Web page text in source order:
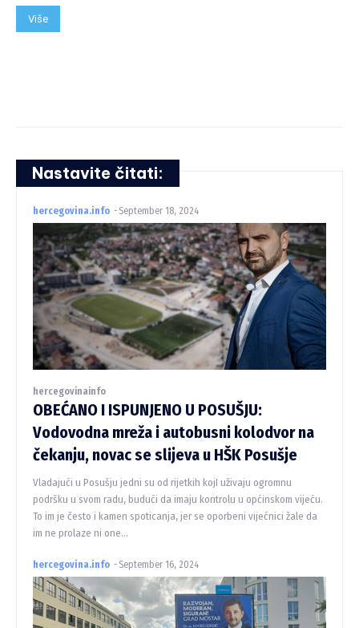
Više
Nastavite čitati:
hercegovina.info - September 18, 2024
hercegovinainfo
OBEĆANO I ISPUNJENO U POSUŠJU:
Vodovodna mreža i autobusni kolodvor na
čekanju, novac se slijeva u HŠK Posušje
Vladajući u Posušju jedni su od rijetkih kojI uživaju ogromnu
podršku u svom radu, budući da imaju kontrolu u općinskom vijeću.
To im je često i kamen spoticanja, jer se oporbeni vijećnici žale da
im ne prolaze ni one...
hercegovina.info - September 16, 2024